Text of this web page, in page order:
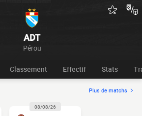
ADT
Pérou
Classement Effectif Stats
Plus de matchs
08/08/26